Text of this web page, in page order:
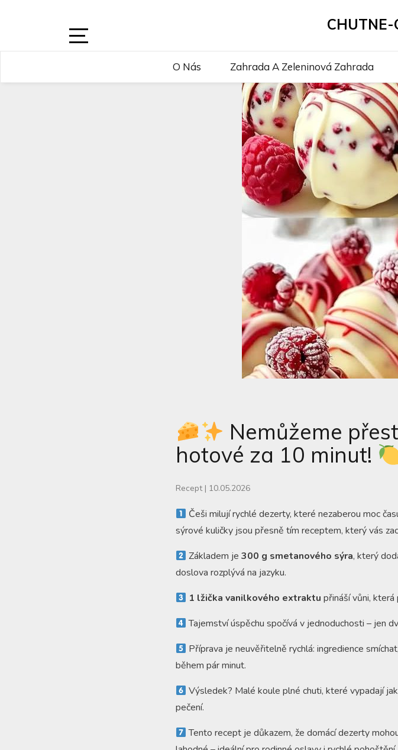
Open
CHUTNE-
O Nás Zahrada A Zeleninová Zahrada
Nemůžeme
hotové za 10 minut!
Recept | 10.05.2026
Češi milují rychlé dezerty, které nezaberou moc
sýrové kuličky jsou přesně tím receptem, který vás
Základem je300 g smetanového sýra, který
doslova rozplývá na jazyku.
1 lžička vanilkového extraktu přináší vůni, která
Tajemství úspěchu spočívá v jednoduchosti – jen
Příprava je neuvěřitelně rychlá: ingredience
během pár minut.
Výsledek? Malé koule plné chuti, které vypadají
pečení.
Tento recept je důkazem, že domácí dezerty